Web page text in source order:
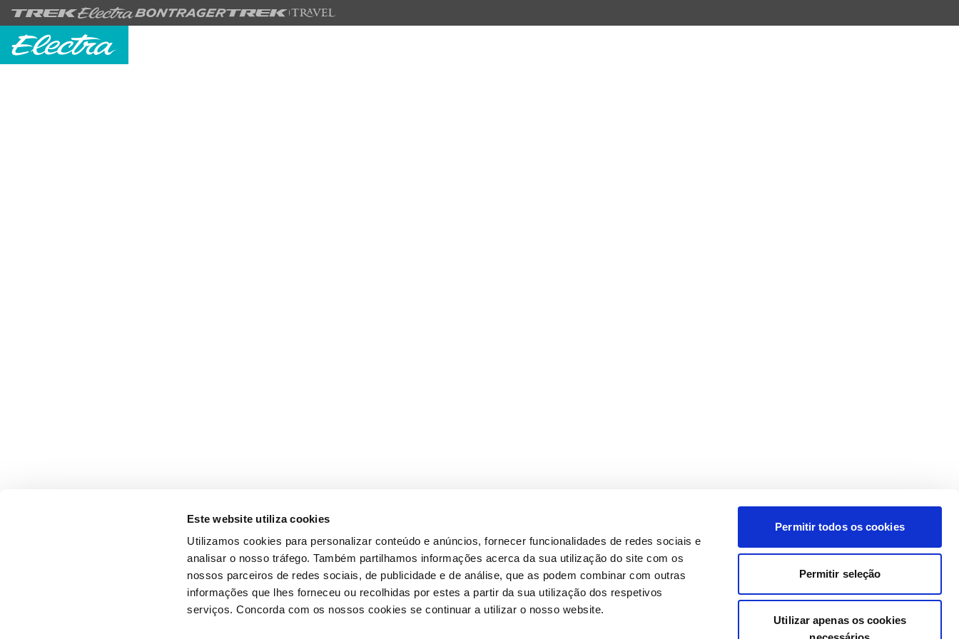
Este website utiliza cookies
Utilizamos cookies para personalizar conteúdo e anúncios, fornecer funcionalidades de redes sociais e
analisar o nosso tráfego. Também partilhamos informações acerca da sua utilização do site com os
nossos parceiros de redes sociais, de publicidade e de análise, que as podem combinar com outras
informações que lhes forneceu ou recolhidas por estes a partir da sua utilização dos respetivos
serviços. Concorda com os nossos cookies se continuar a utilizar o nosso website.
Permitir todos os cookies
Permitir seleção
Utilizar apenas os cookies